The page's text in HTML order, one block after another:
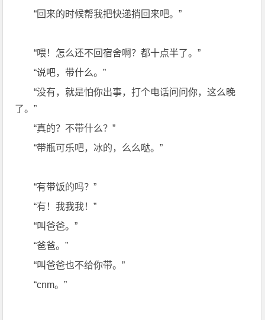
“回来的时候帮我把快递捎回来吧。”
“喂！怎么还不回宿舍啊？都十点半了。”
“说吧，带什么。”
“没有，就是怕你出事，打个电话问问你，这么晚
了。”
“真的？不带什么？”
“带瓶可乐吧，冰的，么么哒。”
“有带饭的吗？”
“有！我我我！”
“叫爸爸。”
“爸爸。”
“叫爸爸也不给你带。”
“cnm。”